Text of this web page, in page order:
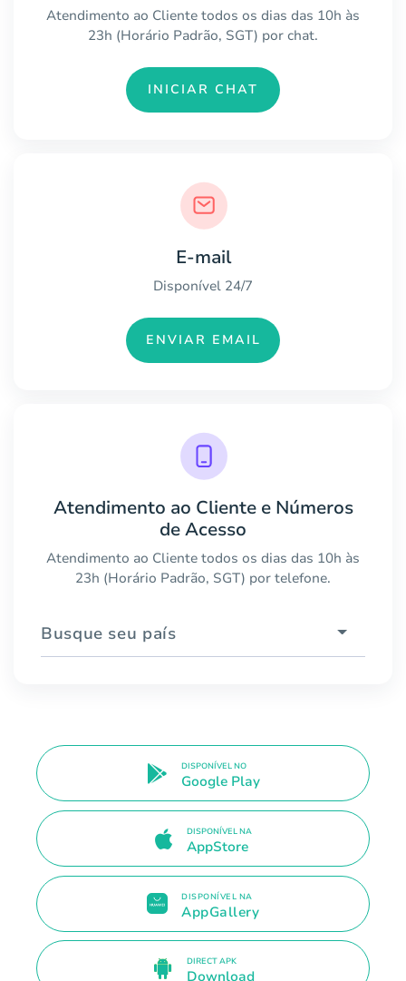
Atendimento ao Cliente todos os dias das 10h às
23h (Horário Padrão, SGT) por chat.
INICIAR CHAT
E-mail
Disponível 24/7
ENVIAR EMAIL
Atendimento ao Cliente e Números
de Acesso
Atendimento ao Cliente todos os dias das 10h às
23h (Horário Padrão, SGT) por telefone.
Busque seu país
DISPONÍVEL NO
Google Play
DISPONÍVEL NA
AppStore
DISPONÍVEL NA
AppGallery
DIRECT APK
Download